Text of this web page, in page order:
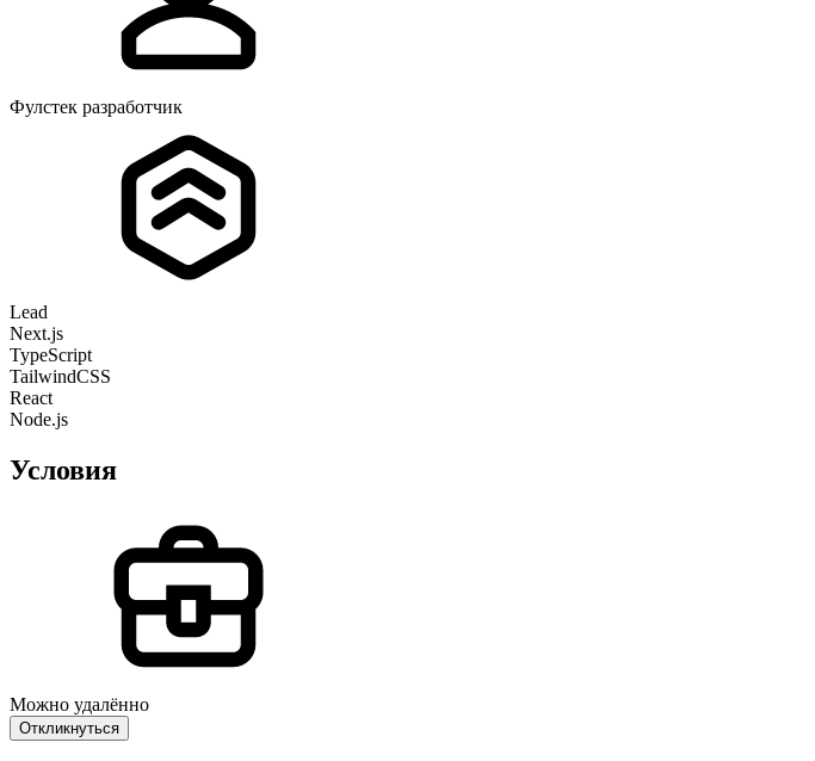
Фулстек разработчик
Lead
Next.js
TypeScript
TailwindCSS
React
Node.js
Условия
Можно удалённо
Откликнуться